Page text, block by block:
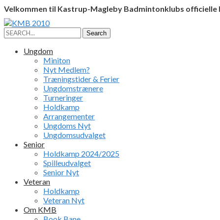
Velkommen til Kastrup-Magleby Badmintonklubs officielle
Facebook
Profile
Instagram
Profile
Search
for:
Search
Ungdom
Miniton
Nyt Medlem?
Træningstider & Ferier
Ungdomstrænere
Turneringer
Holdkamp
Arrangementer
Ungdoms Nyt
Ungdomsudvalget
Senior
Holdkamp 2024/2025
Spilleudvalget
Senior Nyt
Veteran
Holdkamp
Veteran Nyt
Om KMB